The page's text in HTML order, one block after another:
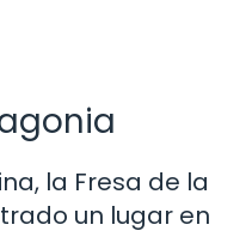
la Fresa de la
un lugar en